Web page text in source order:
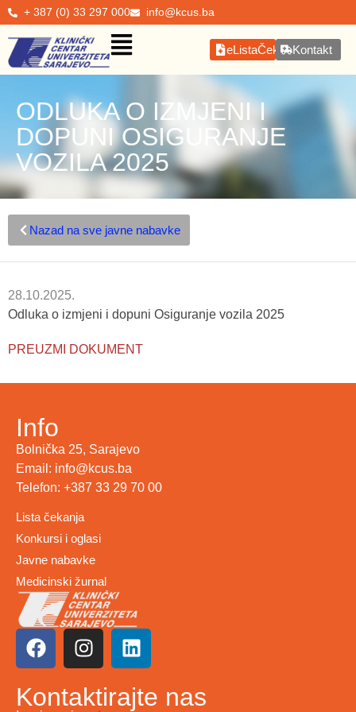
+ 387 (0) 33 297 000 info@kcus.ba
eListaČekanjaKontakt
ODLUKA O IZMJENI I
DOPUNI OSIGURANJE
VOZILA 2025
Nazad na sve javne nabavke
28.10.2025.
Odluka o izmjeni i dopuni Osiguranje vozila 2025
PREUZMI DOKUMENT
Info
Bolnička 25, Sarajevo
Email: info@kcus.ba
Telefon: +387 33 29 70 00
Lista čekanja
Konkursi i oglasi
Javne nabavke
Medicinski žurnal
Kontaktirajte nas